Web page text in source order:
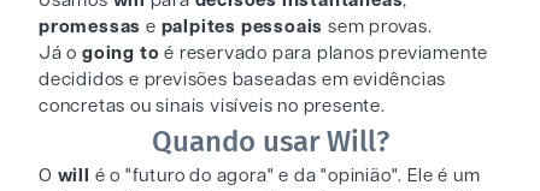
promessas e palpites pessoais sem provas.
Já o going to é reservado para planos previamente
decididos e previsões baseadas em evidências
concretas ou sinais visíveis no presente.
Quando usar Will?
O will
é o "futuro do agora" e da "opinião". Ele é um